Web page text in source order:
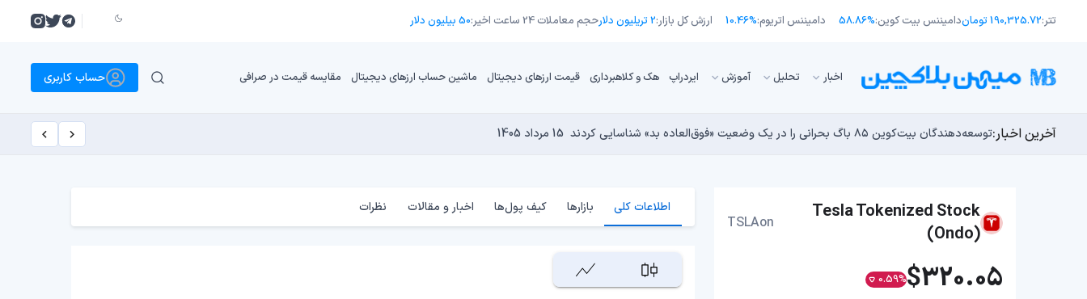
تتر:190,325.72 تومان دامیننس بیت کوین:58.86% دامیننس اتریوم:10.46% ارزش کل بازار:2 تریلیون دلار حجم معاملات 24 ساعت اخیر: 50 بیلیون دلار
اﺧﺒﺎر تحلیل آموزش ایردراپ هک و کلاهبرداری قیمت ارزهای دیجیتال ماشین حساب ارزهای دیجیتال مقایسه قیمت در صرافی حساب کاربری
آخرین اخبار:توسعه‌دهندگان بیت‌کوین ۸۵ باگ بحرانی را در یک وضعیت «فوق‌العاده بد» شناسایی کردند 15 مرداد 1405 اوج‌گیری طلا با تقاضای چین؛ چرا قیمت بیت کوین در ۶۴ هزار دلار درجا می‌زند؟ 15 مرداد 1405
بدترین نمودار برای گاوهای بیت کوین؛ آیا دوران رالی‌های نجومی به پایان رسیده است؟ 14 مرداد 1405 انتقال ۶۶ میلیون دلاری بیت کوین توسط مایکرواستراتژی؛ آیا فشار فروش جدیدی در راه است؟ 14 مرداد 1405 یک نقشه راه کوانتومی، بیت‌کوین را بسیار بالاتر خواهد برد 13 مرداد 1405
Tesla Tokenized Stock
(Ondo)
TSLAon
$320.05
0.59%
اطلاعات کلی بازارها کیف پول‌ها اخبار و مقالات نظرات